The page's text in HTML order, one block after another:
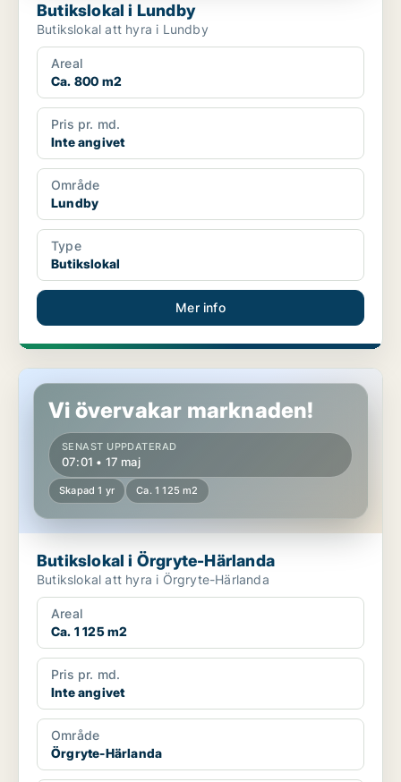
Butikslokal i Lundby
Butikslokal att hyra i Lundby
Areal
Ca. 800 m2
Pris pr. md.
Inte angivet
Område
Lundby
Type
Butikslokal
Mer info
Butikslokal i Örgryte-Härlanda
Vi övervakar marknaden!
SENAST UPPDATERAD
07:01 • 17 maj
Skapad 1 yr Ca. 1 125 m2
Butikslokal i Örgryte-Härlanda
Butikslokal att hyra i Örgryte-Härlanda
Areal
Ca. 1 125 m2
Pris pr. md.
Inte angivet
Område
Örgryte-Härlanda